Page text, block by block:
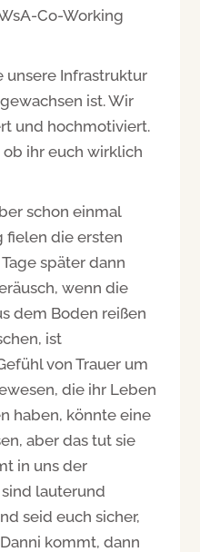
Co-Working
unsere Infrastruktur
ist. Wir
und hochmotiviert.
ihr euch wirklich
schon einmal
fielen die ersten
später dann
wenn die
dem Boden reißen
ist
von Trauer um
die ihr Leben
haben, könnte eine
aber das tut sie
in uns der
lauterund
seid euch sicher,
kommt, dann